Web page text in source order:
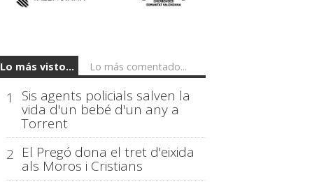
Lo más visto... Lo más comentado...
1 Sis agents policials salven la
vida d'un bebé d'un any a
Torrent
2 El Pregó dona el tret d'eixida
als Moros i Cristians